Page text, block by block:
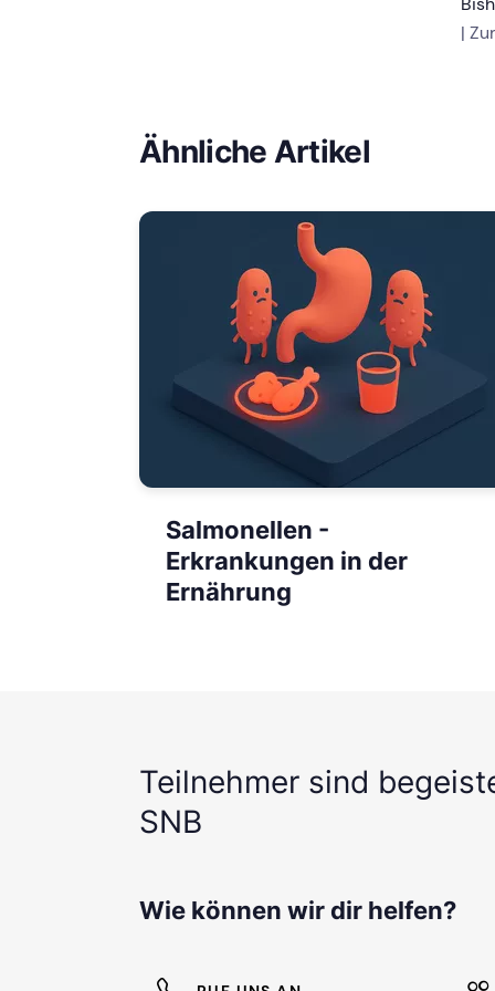
|
Ähnliche Artikel
Salmonellen -
Erkrankungen in der
Ernährung
Teilnehmer sind
SNB
Wie können wir dir helfen?